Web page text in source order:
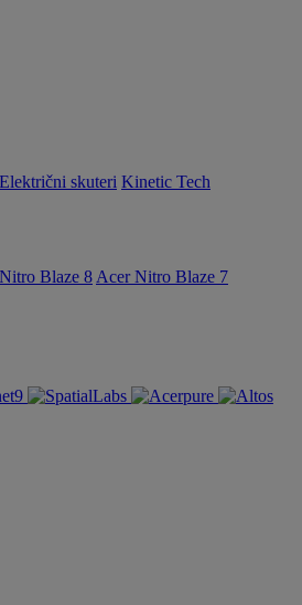
Električni skuteri Kinetic Tech
Blaze 8 Acer Nitro Blaze 7